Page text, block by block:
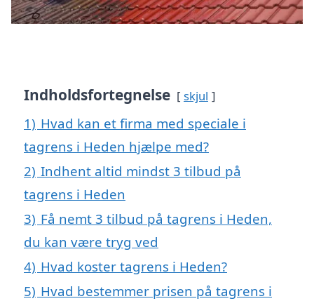
Indholdsfortegnelse skjul
1) Hvad kan et firma med speciale i
tagrens i Heden hjælpe med?
2) Indhent altid mindst 3 tilbud på
tagrens i Heden
3) Få nemt 3 tilbud på tagrens i Heden,
du kan være tryg ved
4) Hvad koster tagrens i Heden?
5) Hvad bestemmer prisen på tagrens i